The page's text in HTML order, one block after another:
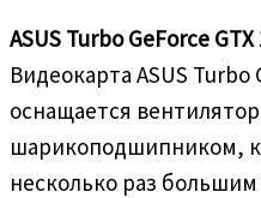
ASUS Turbo GeForce GTX
Видеокарта ASUS Turbo
оснащается
шарикоподшипником,
несколько раз